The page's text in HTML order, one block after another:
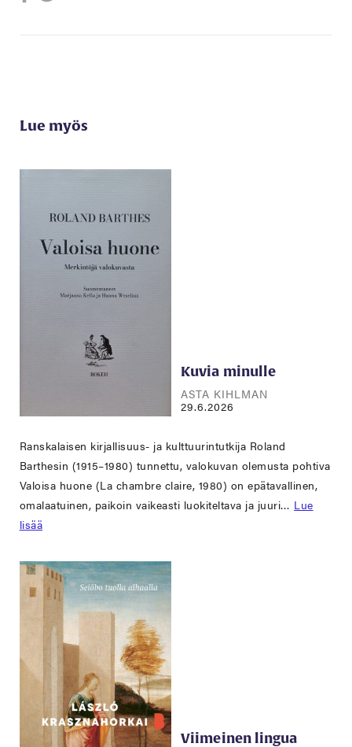
Lue myös
Kuvia minulle
ASTA KIHLMAN
29.6.2026
Ranskalaisen kirjallisuus- ja kulttuurintutkija Roland
Barthesin (1915–1980) tunnettu, valokuvan olemusta pohtiva
Valoisa huone (La chambre claire, 1980) on epätavallinen,
omalaatuinen, paikoin vaikeasti luokiteltava ja juuri… Lue
lisää
Viimeinen lingua